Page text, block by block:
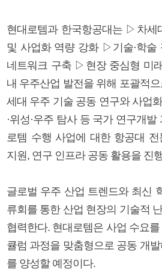
현대로템과 한국항공대는 ▷차세
및 사업화 역량 강화 ▷기술·학술
네트워크 구축 ▷현장 중심형 미
내 우주산업 발전을 위해 포괄적
세대 우주 기술 공동 연구와 사업
·위성·우주 탐사 등 국가 연구개
로템 수행 사업에 대한 항공대
지원, 연구 인프라 공동 활용을 진
글로벌 우주 산업 트렌드와 최신
류회를 통한 산업 현장의 기술적
협력한다. 현대로템은 사업 수요
큘럼 과정을 맞춤형으로 공동 개
를 양성할 예정이다.